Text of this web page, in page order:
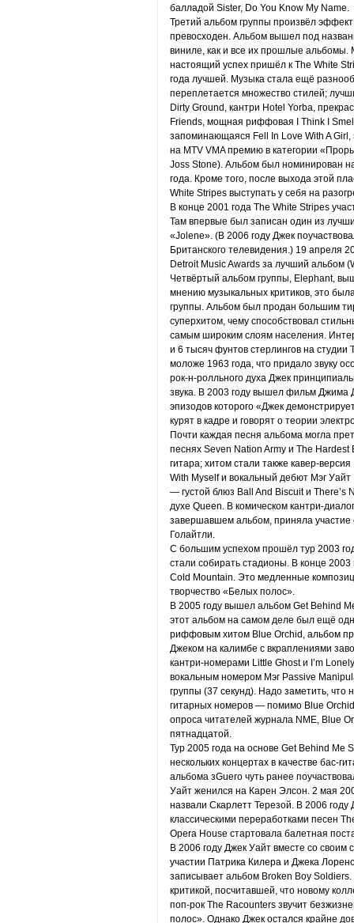
балладой Sister, Do You Know My Name.
Третий альбом группы произвёл
превосходен. Альбом вышел под
виниле, как и все их прошлые
настоящий успех пришёл к The White
года лучшей. Музыка стала ещё
переплетается множество стилей;
Dirty Ground, кантри Hotel Yorba,
Friends, мощная риффовая I Think I
запоминающаяся Fell In Love With A Girl,
на MTV VMA премию в категории
Joss Stone). Альбом был номинирован
года. Кроме того, после выхода этой
White Stripes выступать у себя на
В конце 2001 года The White Stripes
Там впервые был записан один из
«Jolene». (В 2006 году Джек
Британского телевидения.) 19 апреля
Detroit Music Awards за лучший альбом
Четвёртый альбом группы, Elephant,
мнению музыкальных критиков, это
группы. Альбом был продан большим
суперхитом, чему способствовал
самым широким слоям населения.
и 6 тысяч фунтов стерлингов на студии
моложе 1963 года, что придало звуку
рок-н-ролльного духа Джек
звука. В 2003 году вышел фильм
эпизодов которого «Джек
курят в кадре и говорят о теории
Почти каждая песня альбома могла
песнях Seven Nation Army и The
гитара; хитом стали также кавер-
With Myself и вокальный дебют Мэг
— густой блюз Ball And Biscuit и
духе Queen. В комическом кантри-
завершавшем альбом, приняла
Голайтли.
С большим успехом прошёл тур 2003
стали собирать стадионы. В конце
Cold Mountain. Это медленные
творчество «Белых полос».
В 2005 году вышел альбом Get Behind
этот альбом на самом деле был ещё
риффовым хитом Blue Orchid, альбом
Джеком на калимбе с вкраплениями
кантри-номерами Little Ghost и I’m
вокальным номером Мэг Passive
группы (37 секунд). Надо заметить, что
гитарных номеров — помимо Blue
опроса читателей журнала NME, Blue
пятнадцатой.
Тур 2005 года на основе Get Behind
нескольких концертах в качестве бас-
альбома зGuero чуть ранее
Уайт женился на Карен Элсон. 2 мая
назвали Скарлетт Терезой. В 2006
классическими переработками песен
Opera House стартовала балетная
В 2006 году Джек Уайт вместе со
участии Патрика Килера и Джека
записывает альбом Broken Boy
критикой, посчитавшей, что новому
поп-рок The Racounters звучит
полос». Однако Джек остался крайне